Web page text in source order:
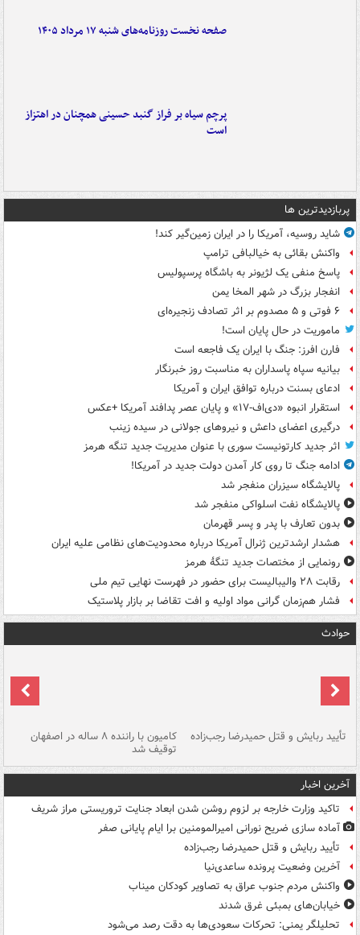
صفحه نخست روزنامه‌های شنبه ۱۷ مرداد ۱۴۰۵
پرچم سیاه بر فراز گنبد حسینی همچنان در اهتزاز
است
پربازدیدترین ها
شاید روسیه، آمریکا را در ایران زمین‌گیر کند!
واکنش بقائی به خیالبافی ترامپ
پاسخ منفی یک لژیونر به باشگاه پرسپولیس
انفجار بزرگ در شهر المخا یمن
۶ فوتی و ۵ مصدوم بر اثر تصادف زنجیره‌ای
ماموریت در حال پایان است!
فارن افرز: جنگ با ایران یک فاجعه است
بیانیه سپاه پاسداران به مناسبت روز خبرنگار
ادعای بسنت درباره توافق ایران و آمریکا
استقرار انبوه «دی‌اف‑۱۷» و پایان عصر پدافند آمریکا +عکس
درگیری اعضای داعش و نیروهای جولانی در سیده زینب
اثر جدید کارتونیست سوری با عنوان مدیریت جدید تنگه هرمز
ادامه جنگ تا روی کار آمدن دولت جدید در آمریکا!
پالایشگاه سیزران منفجر شد
پالایشگاه نفت اسلواکی منفجر شد
بدون تعارف با پدر و پسر قهرمان
هشدار ارشدترین ژنرال آمریکا درباره محدودیت‌های نظامی علیه ایران
رونمایی از مختصات جدید تنگۀ هرمز
رقابت ۲۸ والیبالیست برای حضور در فهرست نهایی تیم ملی
فشار هم‌زمان گرانی مواد اولیه و افت تقاضا بر بازار پلاستیک
حوادث
تأیید ربایش و قتل حمیدرضا رجب‌زاده کامیون با راننده ۸ ساله در اصفهان
توقیف شد
آخرین اخبار
تاکید وزارت خارجه بر لزوم روشن شدن ابعاد جنایت تروریستی مراز شریف
آماده سازی ضریح نورانی امیرالمومنین برا ایام پایانی صفر
تأیید ربایش و قتل حمیدرضا رجب‌زاده
آخرین وضعیت پرونده ساعدی‌نیا
واکنش مردم جنوب عراق به تصاویر کودکان میناب
خیابان‌های بمبئی غرق شدند
تحلیلگر یمنی: تحرکات سعودی‌ها به دقت رصد می‌شود